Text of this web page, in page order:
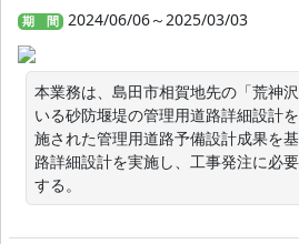
期 間 2024/06/06～2025/03/03
本業務は、島田市相賀地先の「荒神
いる砂防堰堤の管理用道路詳細設計
施された管理用道路予備設計成果を
路詳細設計を実施し、工事発注に必
する。